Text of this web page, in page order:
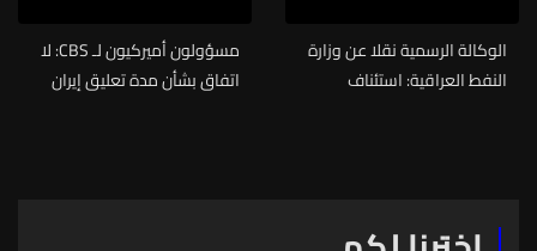
الوكالة الرسمية نقلا عن وزارة
النفط العراقية: استئناف
مسؤولون أميركيون لـ CBS: لا
اتفاق بشأن مدة تعليق إيران